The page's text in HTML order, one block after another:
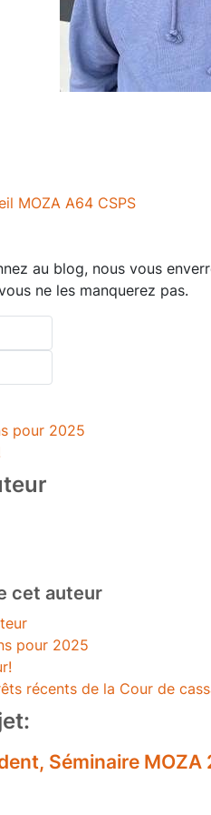
MOZA A64 CSPS
au blog, nous vous
ne les manquerez pas.
pour 2025
cet auteur
pour 2025
récents de la Cour de
Séminaire MOZA